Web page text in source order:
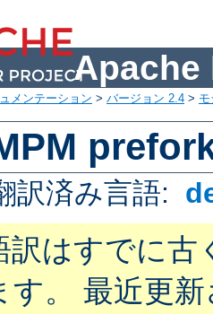
Apache
メンテーション > バージョン 2.4 >
訳済み言語:
訳はすでに古
す。 最近更